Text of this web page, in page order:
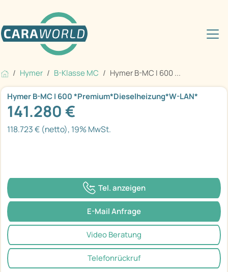
Hymer B-Klasse MC Hymer B-MC I 600 ...
Hymer B-MC I 600 *Premium*Dieselheizung*W-LAN*
141.280 €
118.723 € (netto), 19% MwSt.
Tel. anzeigen
E-Mail Anfrage
Video Beratung
Telefonrückruf